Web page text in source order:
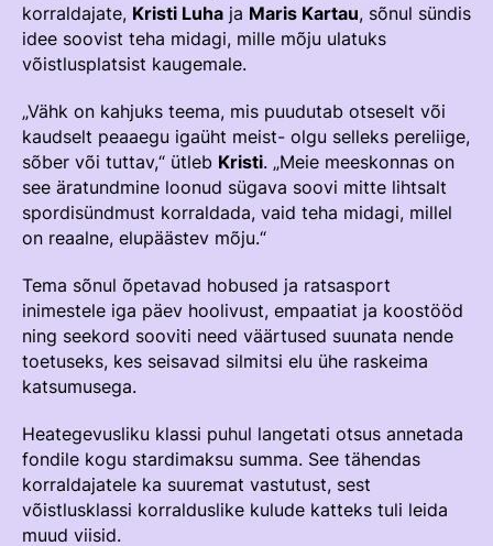
Noortespordi Toetamine
TURVALINE SPORT
AUSA MÄNGU PÕHIMÕTTED
Estonian Dressage Team
Mänedžer Ja Komiteed
Välisvõistlustel Osaleja Meelespea
KOLMEVÕISTLUS
Regulatsioonid
Võistluskalender
Võistlussarjad
Edetabelid
Ametnikud
Komitee
Välisvõistlustel Osaleja Meelespea
korraldajate, Kristi Luha ja Maris Kartau, sõnul sündis
idee soovist teha midagi, mille mõju ulatuks
võistlusplatsist kaugemale.
„Vähk on kahjuks teema, mis puudutab otseselt või
kaudselt peaaegu igaüht meist- olgu selleks pereliige,
sõber või tuttav,“ ütleb Kristi. „Meie meeskonnas on
see äratundmine loonud sügava soovi mitte lihtsalt
spordisündmust korraldada, vaid teha midagi, millel
on reaalne, elupäästev mõju.“
Tema sõnul õpetavad hobused ja ratsasport
inimestele iga päev hoolivust, empaatiat ja koostööd
ning seekord sooviti need väärtused suunata nende
toetuseks, kes seisavad silmitsi elu ühe raskeima
katsumusega.
Heategevusliku klassi puhul langetati otsus annetada
fondile kogu stardimaksu summa. See tähendas
korraldajatele ka suuremat vastutust, sest
võistlusklassi korralduslike kulude katteks tuli leida
muud viisid.